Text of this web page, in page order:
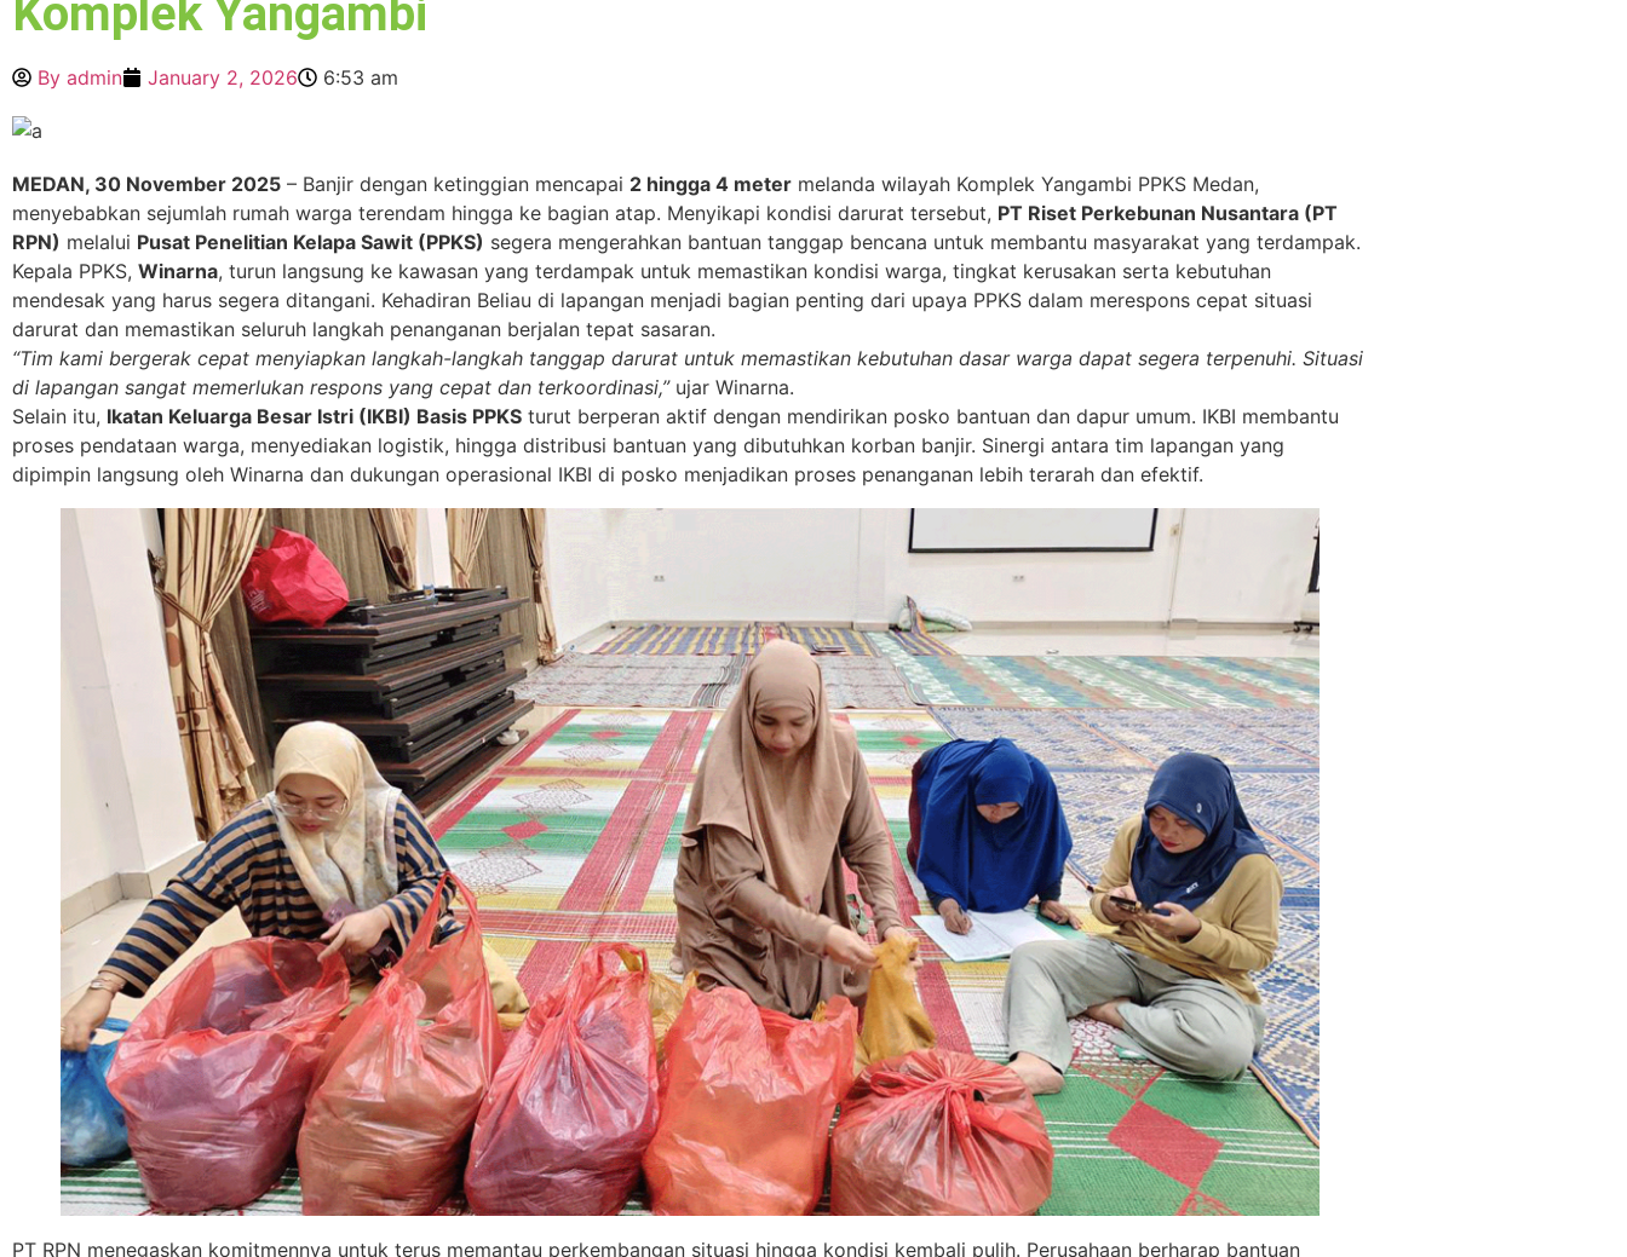
Komplek Yangambi
By admin January 2, 2026 6:53 am
MEDAN, 30 November 2025 – Banjir dengan ketinggian mencapai 2 hingga 4 meter melanda wilayah Komplek Yangambi PPKS Medan,
menyebabkan sejumlah rumah warga terendam hingga ke bagian atap. Menyikapi kondisi darurat tersebut, PT Riset Perkebunan Nusantara (PT
RPN) melalui Pusat Penelitian Kelapa Sawit (PPKS) segera mengerahkan bantuan tanggap bencana untuk membantu masyarakat yang terdampak.
Kepala PPKS, Winarna, turun langsung ke kawasan yang terdampak untuk memastikan kondisi warga, tingkat kerusakan serta kebutuhan
mendesak yang harus segera ditangani. Kehadiran Beliau di lapangan menjadi bagian penting dari upaya PPKS dalam merespons cepat situasi
darurat dan memastikan seluruh langkah penanganan berjalan tepat sasaran.
“Tim kami bergerak cepat menyiapkan langkah-langkah tanggap darurat untuk memastikan kebutuhan dasar warga dapat segera terpenuhi. Situasi
di lapangan sangat memerlukan respons yang cepat dan terkoordinasi,”ujar Winarna.
Selain itu, Ikatan Keluarga Besar Istri (IKBI) Basis PPKS turut berperan aktif dengan mendirikan posko bantuan dan dapur umum. IKBI membantu
proses pendataan warga, menyediakan logistik, hingga distribusi bantuan yang dibutuhkan korban banjir. Sinergi antara tim lapangan yang
dipimpin langsung oleh Winarna dan dukungan operasional IKBI di posko menjadikan proses penanganan lebih terarah dan efektif.
PT RPN menegaskan komitmennya untuk terus memantau perkembangan situasi hingga kondisi kembali pulih. Perusahaan berharap bantuan